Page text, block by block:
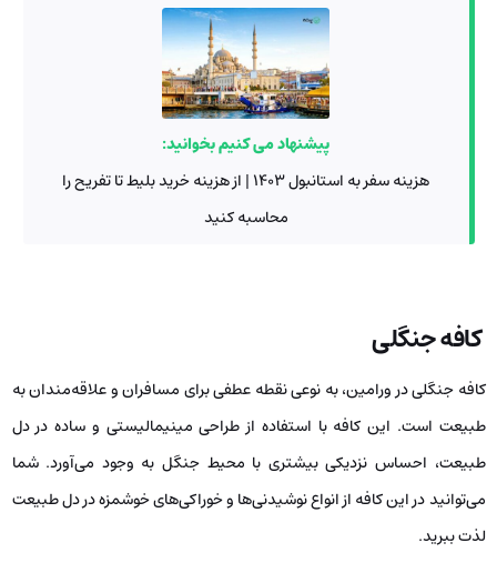
پیشنهاد می کنیم بخوانید:
هزینه سفر به استانبول ۱۴۰۳ | از هزینه خرید بلیط تا تفریح را
محاسبه کنید
کافه جنگلی
کافه جنگلی در ورامین، به نوعی نقطه عطفی برای مسافران و علاقه‌مندان به
طبیعت است. این کافه با استفاده از طراحی مینیمالیستی و ساده در دل
طبیعت، احساس نزدیکی بیشتری با محیط جنگل به وجود می‌آورد. شما
می‌توانید در این کافه از انواع نوشیدنی‌ها و خوراکی‌های خوشمزه در دل طبیعت
لذت ببرید.